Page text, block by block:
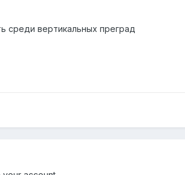
среди вертикальных преград